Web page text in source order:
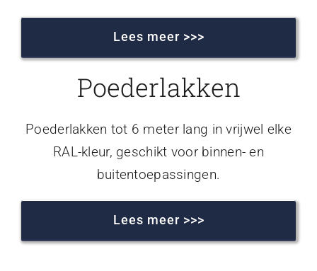
Lees meer >>>
Poederlakken
Poederlakken tot 6 meter lang in vrijwel elke
RAL-kleur, geschikt voor binnen- en
buitentoepassingen.
Lees meer >>>